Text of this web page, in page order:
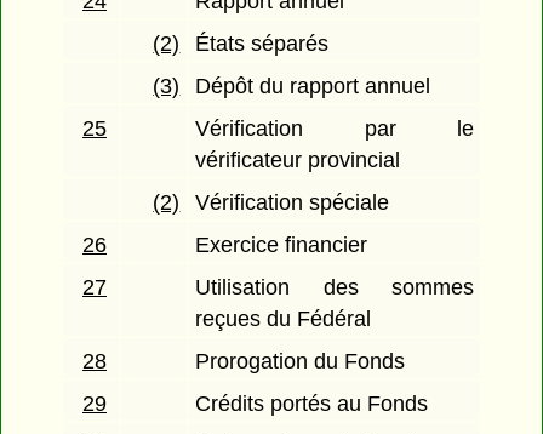
(2)
États séparés
(3)
Dépôt du rapport annuel
25
Vérification par le
vérificateur provincial
(2)
Vérification spéciale
26
Exercice financier
27
Utilisation des sommes
reçues du Fédéral
28
Prorogation du Fonds
29
Crédits portés au Fonds